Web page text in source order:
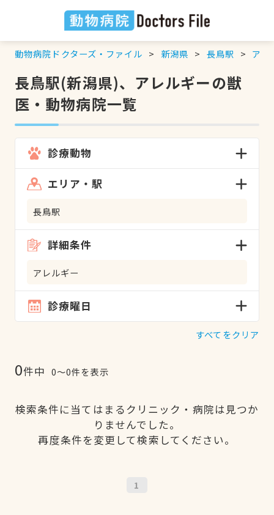
動物病院ドクターズ・ファイル 新潟県 長鳥駅 アレ
長鳥駅(新潟県)、アレルギーの獣
医・動物病院一覧
診療動物
エリア・駅
長鳥駅
詳細条件
アレルギー
診療曜日
すべてをクリア
0件中 0〜0件を表示
検索条件に当てはまるクリニック・病院は見つか
りませんでした。
再度条件を変更して検索してください。
1